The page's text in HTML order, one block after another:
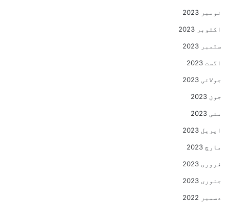
نومبر 2023
اکتوبر 2023
ستمبر 2023
اگست 2023
جولائی 2023
جون 2023
مئی 2023
اپریل 2023
مارچ 2023
فروری 2023
جنوری 2023
دسمبر 2022